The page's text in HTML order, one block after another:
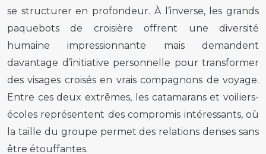
se structurer en profondeur. À l’inverse, les grands
paquebots de croisière offrent une diversité
humaine impressionnante mais demandent
davantage d’initiative personnelle pour transformer
des visages croisés en vrais compagnons de voyage.
Entre ces deux extrêmes, les catamarans et voiliers-
écoles représentent des compromis intéressants, où
la taille du groupe permet des relations denses sans
être étouffantes.